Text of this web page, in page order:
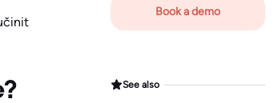
Book a demo
See also